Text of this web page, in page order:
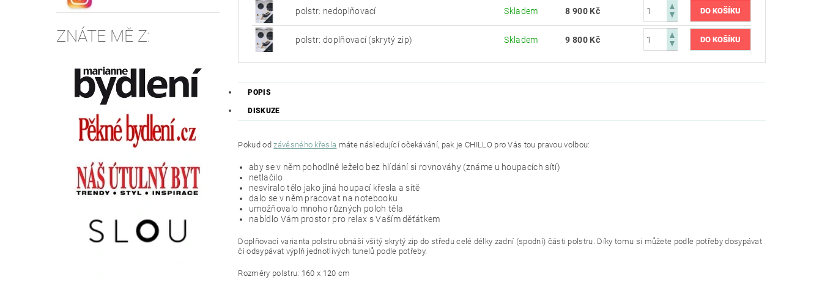
ZNÁTE MĚ Z:
polstr: nedoplňovací Skladem 8 900 Kč
polstr: doplňovací (skrytý zip) Skladem 9 800 Kč
POPIS
DISKUZE
Pokud odzávěsného křesla máte následující očekávání, pak je CHILLO pro Vás tou pravou volbou:
aby se v něm pohodlně leželo bez hlídání si rovnováhy (známe u houpacích sítí)
netlačilo
nesvíralo tělo jako jiná houpací křesla a sítě
dalo se v něm pracovat na notebooku
umožňovalo mnoho různých poloh těla
nabídlo Vám prostor pro relax s Vaším děťátkem
Doplňovací varianta polstru obnáší všitý skrytý zip do středu celé délky zadní (spodní) části polstru. Díky tomu si můžete podle potřeby dosypávat
či odsypávat výplň jednotlivých tunelů podle potřeby.
Rozměry polstru: 160 x 120 cm